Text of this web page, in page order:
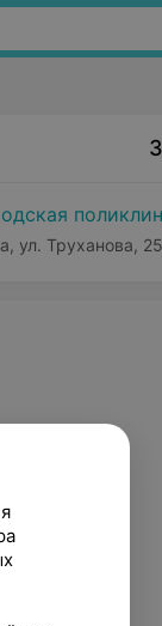
ул. Труханова, 25